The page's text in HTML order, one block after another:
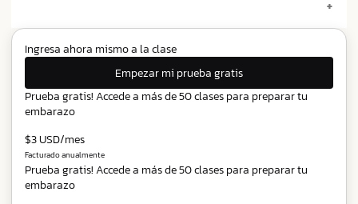
Ingresa ahora mismo a la clase
Empezar mi prueba gratis
Prueba gratis! Accede a más de 50 clases para preparar tu
embarazo
$3 USD/mes
Facturado anualmente
Prueba gratis! Accede a más de 50 clases para preparar tu
embarazo